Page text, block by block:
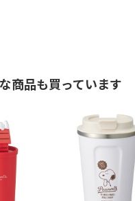
商品も買っています